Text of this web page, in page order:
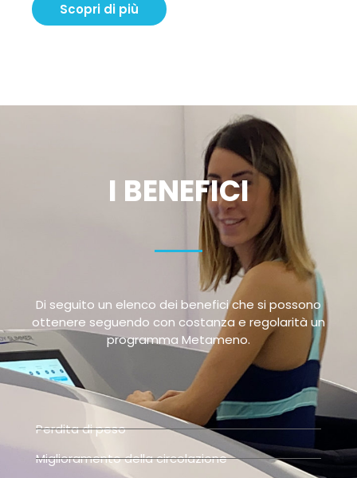
Scopri di più
I BENEFICI
Di seguito un elenco dei benefici che si possono
ottenere seguendo con costanza e regolarità un
programma Metameno.
Perdita di peso
Miglioramento della circolazione